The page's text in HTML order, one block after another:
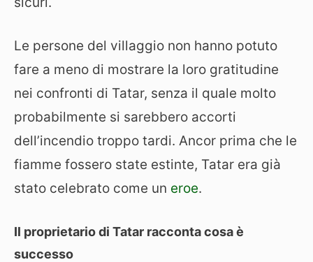
Le persone del villaggio non hanno potuto
fare a meno di mostrare la loro gratitudine
nei confronti di Tatar, senza il quale molto
probabilmente si sarebbero accorti
dell’incendio troppo tardi. Ancor prima che le
fiamme fossero state estinte, Tatar era già
stato celebrato come un eroe.
Il proprietario di Tatar racconta cosa è
successo